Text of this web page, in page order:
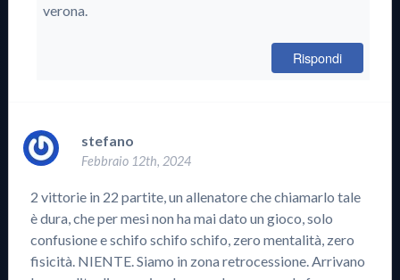
verona.
Rispondi
stefano
Febbraio 12th, 2024
2 vittorie in 22 partite, un allenatore che chiamarlo tale
è dura, che per mesi non ha mai dato un gioco, solo
confusione e schifo schifo schifo, zero mentalità, zero
fisicità. NIENTE. Siamo in zona retrocessione. Arrivano